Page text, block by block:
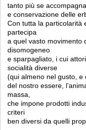
tanto più se
e conservazione delle
Con tutta la particolarità
partecipa
a quel vasto movimento
disomogeneo
e sparpagliato, i cui
socialità diverse
(qui almeno nel gusto,
del nostro essere,
massa,
che impone prodotti
criteri
ben diversi da quelli